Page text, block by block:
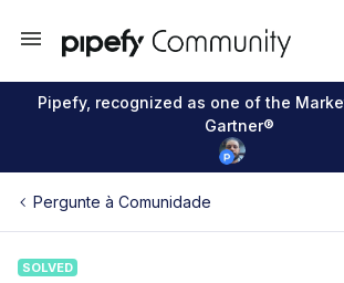
Pipefy, recognized as one of the
Gartner®
Pergunte à Comunidade
SOLVED